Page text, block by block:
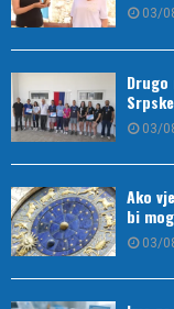
03/
Srpske
03/
Ako
bi
03/